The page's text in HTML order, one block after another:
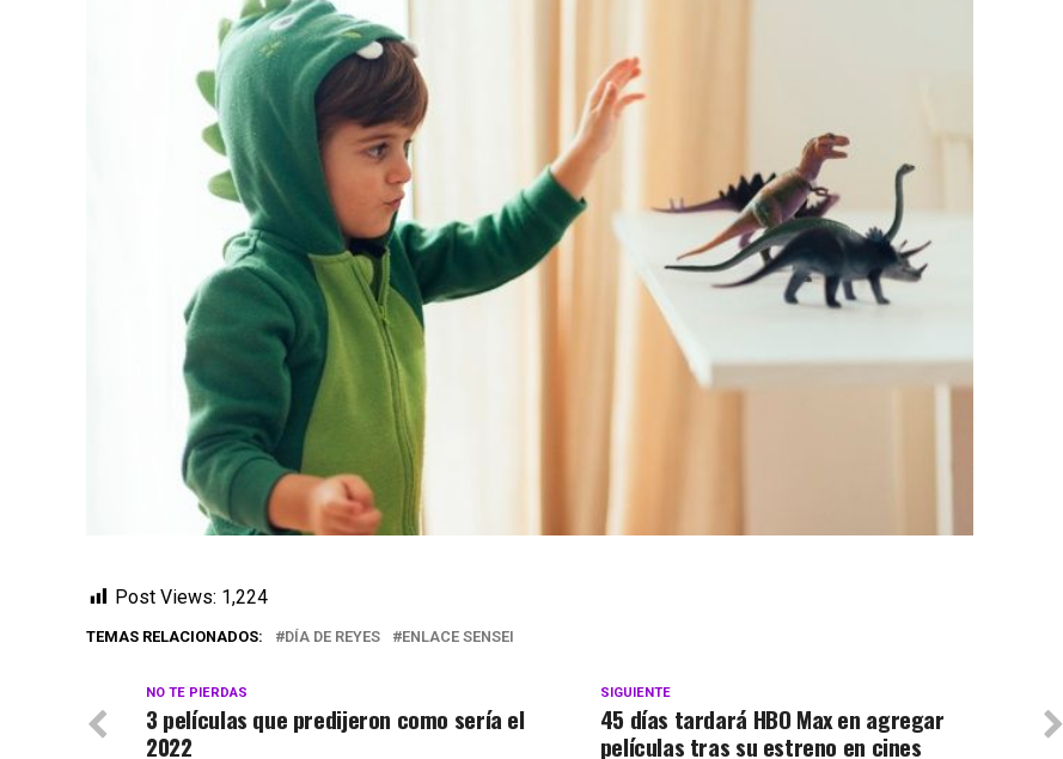
Post Views: 1,224
TEMAS RELACIONADOS: DÍA DE REYES ENLACE SENSEI
SIGUIENTE
45 días tardará HBO Max en agregar
películas tras su estreno en cines
NO TE PIERDAS
3 películas que predijeron como sería el
2022